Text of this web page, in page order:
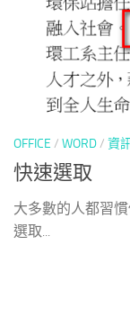
OFFICE / WORD/ 資
快速選取
大多數的人都習
選取...